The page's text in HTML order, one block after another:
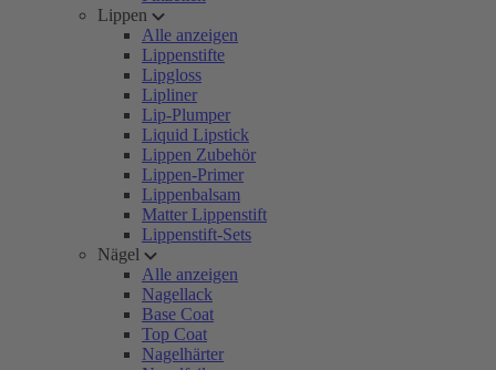
Lippen
Alle anzeigen
Lippenstifte
Lipgloss
Lipliner
Lip-Plumper
Liquid Lipstick
Lippen Zubehör
Lippen-Primer
Lippenbalsam
Matter Lippenstift
Lippenstift-Sets
Nägel
Alle anzeigen
Nagellack
Base Coat
Top Coat
Nagelhärter